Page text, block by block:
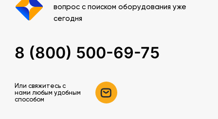
вопрос с поиском оборудования уже
сегодня
8 (800) 500-69-75
Или свяжитесь c
нами любым удобным
способом